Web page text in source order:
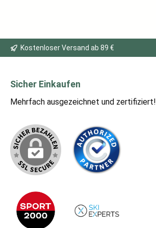
Kostenloser Versand ab 89 €
Sicher Einkaufen
Mehrfach ausgezeichnet und zertifiziert!